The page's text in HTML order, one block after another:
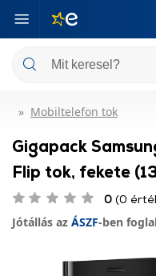
Mobiltelefon tok
Gigapack
Flip tok, fekete
0 (0
Jótállás az ÁSZF-ben